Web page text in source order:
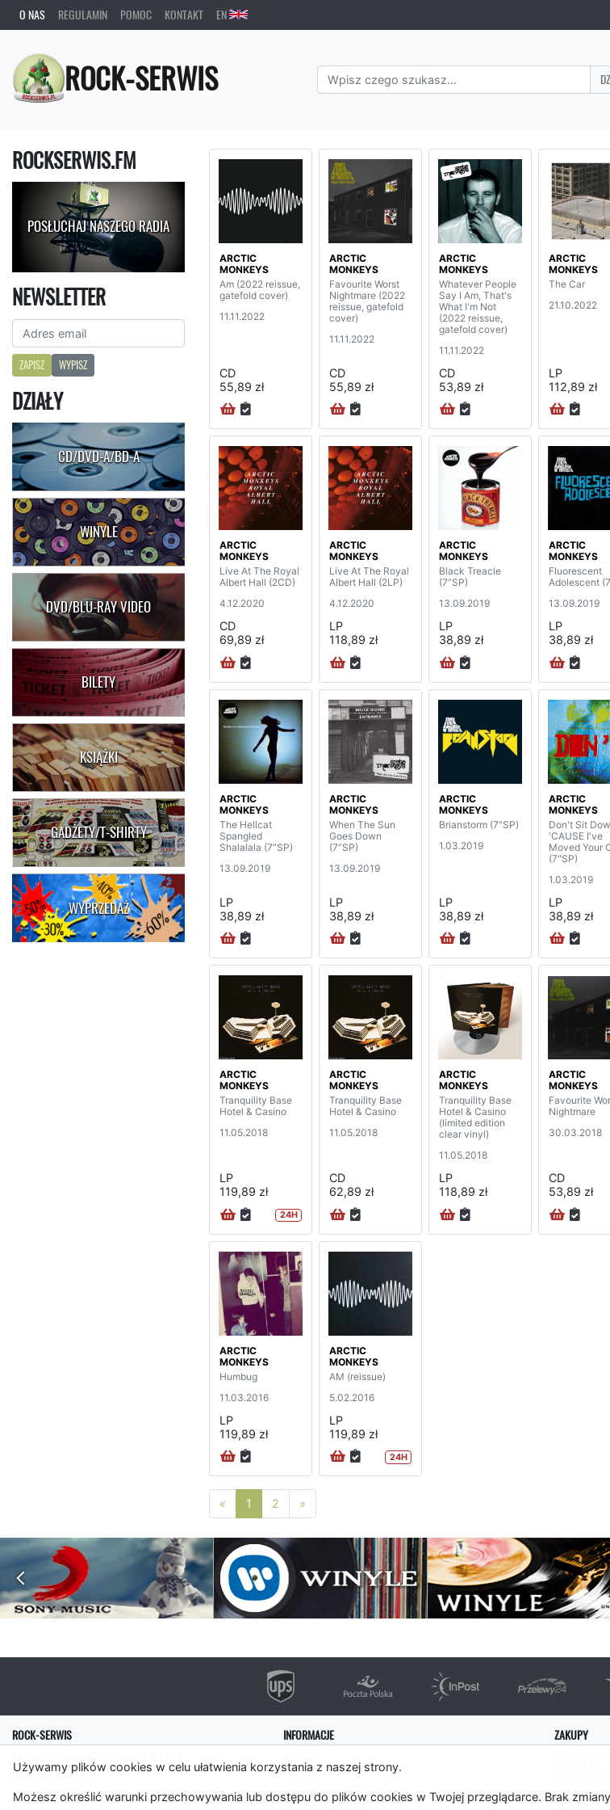
Używamy plików cookies w celu ułatwienia korzystania z naszej strony.
Możesz określić warunki przechowywania lub dostępu do plików cookies w Twojej przeglądarce. Brak
O NAS REGULAMIN POMOC KONTAKT EN
ROCK-SERWIS
ROCKSERWIS.FM
POSŁUCHAJ NASZEGO RADIA
NEWSLETTER
ZAPISZ WYPISZ
DZIAŁY
CD/DVD-A/BD-A
WINYLE
DVD/BLU-RAY VIDEO
BILETY
KSIĄŻKI
GADŻETY/T-SHIRTY
WYPRZEDAŻ
ARCTIC
MONKEYS
Am (2022 reissue,
gatefold cover)
11.11.2022
CD
55,89 zł
ARCTIC
MONKEYS
Favourite Worst
Nightmare (2022
reissue, gatefold
cover)
11.11.2022
CD
55,89 zł
ARCTIC
MONKEYS
Whatever People
Say I Am, That's
What I'm Not
(2022 reissue,
gatefold cover)
11.11.2022
CD
53,89 zł
ARCTIC
MONKEYS
The Car
21.10.2022
LP
112,89 zł
ARCTIC
MONKEYS
Live At The Royal
Albert Hall (2CD)
4.12.2020
CD
69,89 zł
ARCTIC
MONKEYS
Live At The Royal
Albert Hall (2LP)
4.12.2020
LP
118,89 zł
ARCTIC
MONKEYS
Black Treacle
(7”SP)
13.09.2019
LP
38,89 zł
ARCTIC
MONKEYS
Fluorescent
Adolescent
13.09.2019
LP
38,89 zł
ARCTIC
MONKEYS
The Hellcat
Spangled
Shalalala (7”SP)
13.09.2019
LP
38,89 zł
ARCTIC
MONKEYS
When The Sun
Goes Down
(7”SP)
13.09.2019
LP
38,89 zł
ARCTIC
MONKEYS
Brianstorm (7"SP)
1.03.2019
LP
38,89 zł
ARCTIC
MONKEYS
Don't Sit
'CAUSE I've
Moved Your
(7"SP)
1.03.2019
LP
38,89 zł
ARCTIC
MONKEYS
Tranquility Base
Hotel & Casino
11.05.2018
LP
119,89 zł
24H
ARCTIC
MONKEYS
Tranquility Base
Hotel & Casino
11.05.2018
CD
62,89 zł
ARCTIC
MONKEYS
Tranquility Base
Hotel & Casino
(limited edition
clear vinyl)
11.05.2018
LP
118,89 zł
ARCTIC
MONKEYS
Favourite
Nightmare
30.03.2018
CD
53,89 zł
ARCTIC
MONKEYS
Humbug
11.03.2016
LP
119,89 zł
ARCTIC
MONKEYS
AM (reissue)
5.02.2016
LP
119,89 zł
24H
« Poprzednia strona
1 2 »
ROCK-SERWIS
31-543 Kraków
INFORMACJE
Pomoc
Polityka cookies
ZAKUPY
Panel